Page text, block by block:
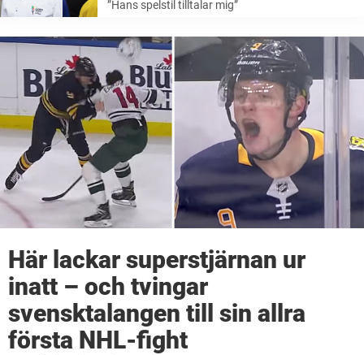
”Hans spelstil tilltalar mig”
Här lackar superstjärnan ur
inatt – och tvingar
svensktalangen till sin allra
första NHL-fight